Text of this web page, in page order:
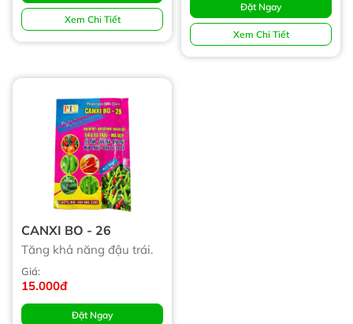
Xem Chi Tiết
Đặt Ngay
Xem Chi Tiết
CANXI BO - 26
Tăng khả năng đậu trái.
Giá:
15.000đ
Đặt Ngay